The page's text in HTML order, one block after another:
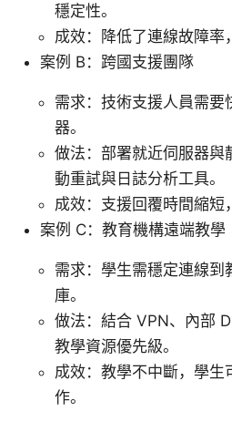
穩定性。
成效：降低了連線故障率
案例 B：跨國支援團隊
需求：技術支援人員需要
器。
做法：部署就近伺服器與
動重試與日誌分析工具。
成效：支援回覆時間縮短
案例 C：教育機構遠端教學
需求：學生需穩定連線到
庫。
做法：結合 VPN、內部
教學資源優先級。
成效：教學不中斷，學生
作。